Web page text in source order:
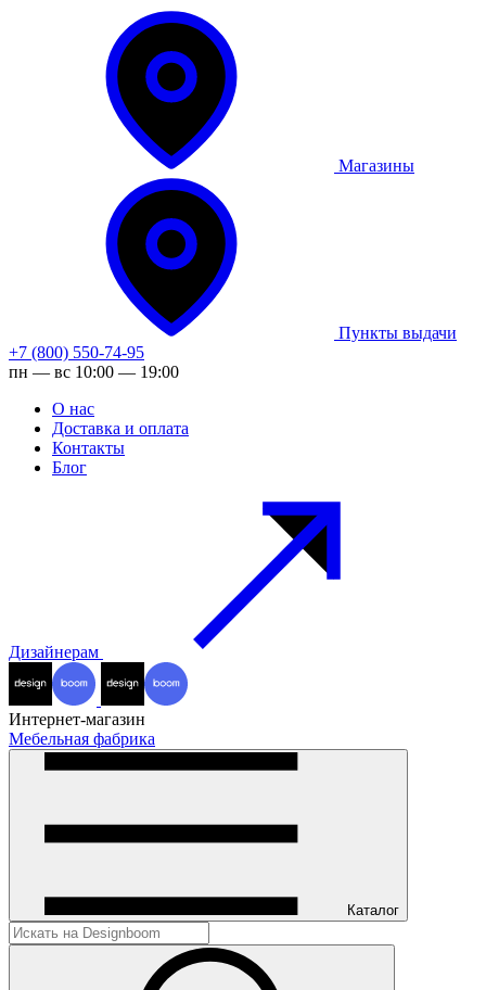
Магазины
Пункты выдачи
+7 (800) 550-74-95
пн — вс 10:00 — 19:00
О нас
Доставка и оплата
Контакты
Блог
Дизайнерам
Интернет-магазин
Мебельная фабрика
Каталог